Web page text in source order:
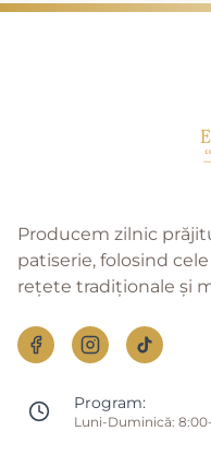
Producem zilnic
patiserie, folosind
reţete tradiţionale şi
Program:
Luni-Duminică: